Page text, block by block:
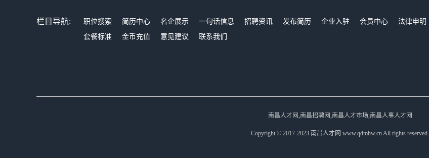
栏目导航: 职位搜索 简历中心 名企展示 一句话信息 招聘资讯 发布简历 企业入驻 会员中心
法律申明
套餐标准
金币充值 意见建议 联系我们
南昌人才网,南昌招聘网,南昌人才市场,南昌人事人才网
Copyright © 2017-2023 南昌人才网 www.qdmhw.cn All rights reserved.